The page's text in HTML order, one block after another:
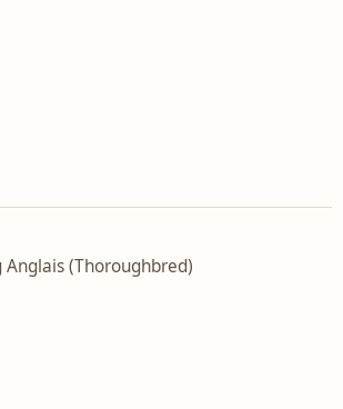
(Thoroughbred)